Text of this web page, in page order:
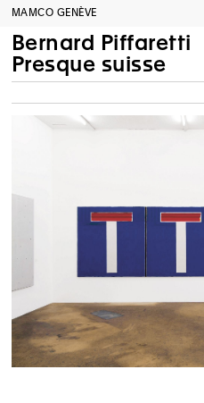
MAMCO GENÈVE
Bernard Piffaretti
Presque suisse